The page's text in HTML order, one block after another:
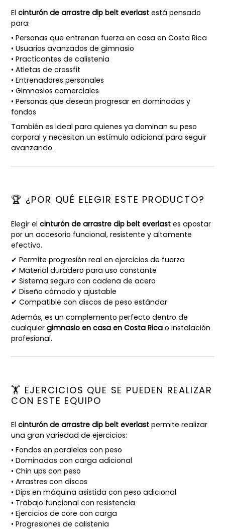
El cinturón de arrastre dip belt everlast está pensado
para:
• Personas que entrenan fuerza en casa en Costa Rica
• Usuarios avanzados de gimnasio
• Practicantes de calistenia
• Atletas de crossfit
• Entrenadores personales
• Gimnasios comerciales
• Personas que desean progresar en dominadas y
fondos
También es ideal para quienes ya dominan su peso
corporal y necesitan un estímulo adicional para seguir
avanzando.
🏆 ¿POR QUÉ ELEGIR ESTE PRODUCTO?
Elegir el cinturón de arrastre dip belt everlast es apostar
por un accesorio funcional, resistente y altamente
efectivo.
✔ Permite progresión real en ejercicios de fuerza
✔ Material duradero para uso constante
✔ Sistema seguro con cadena de acero
✔ Diseño cómodo y ajustable
✔ Compatible con discos de peso estándar
Además, es un complemento perfecto dentro de
cualquier gimnasio en casa en Costa Rica o instalación
profesional.
🏋️ EJERCICIOS QUE SE PUEDEN REALIZAR
CON ESTE EQUIPO
El cinturón de arrastre dip belt everlast permite realizar
una gran variedad de ejercicios:
• Fondos en paralelas con peso
• Dominadas con carga adicional
• Chin ups con peso
• Arrastres con discos
• Dips en máquina asistida con peso adicional
• Trabajo funcional con resistencia
• Ejercicios de core con carga
• Progresiones de calistenia